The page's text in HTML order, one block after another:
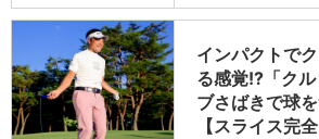
インパクトで
る感覚!?「ク
ブさばきで球
【スライス完